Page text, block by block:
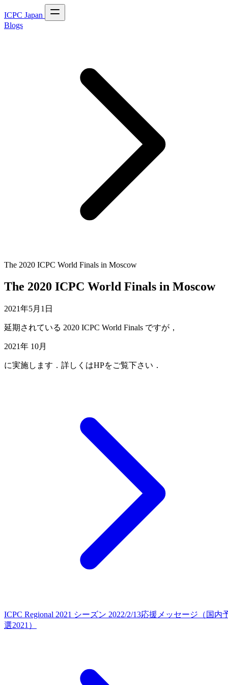
ICPC Japan
Blogs
The 2020 ICPC World Finals in Moscow
The 2020 ICPC World Finals in Moscow
2021年5月1日
延期されている 2020 ICPC World Finals ですが，
2021年 10月
に実施します．詳しくはHPをご覧下さい．
ICPC Regional 2021 シーズン 2022/2/13応援メッセージ（国内
選2021）